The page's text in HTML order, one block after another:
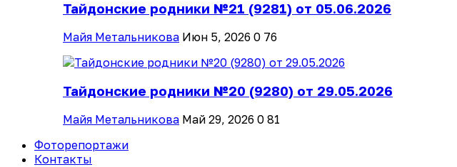
Тайдонские родники №21 (9281) от 05.06.2026
Майя Метальникова Июн 5, 2026 0 76
Тайдонские родники №20 (9280) от 29.05.2026
Майя Метальникова Май 29, 2026 0 81
Фоторепортажи
Контакты